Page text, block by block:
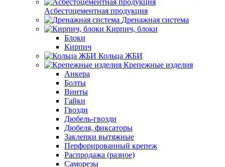
Асбестоцементная продукция
Дренажная система
Кирпич, блоки
Блоки
Кирпич
Кольца ЖБИ
Крепежные изделия
Анкера
Болты
Винты
Гайки
Гвозди
Дюбель-гвозди
Дюбеля, фиксаторы
Заклепки вытяжные
Перфорированный крепеж
Распродажа (разное)
Саморезы